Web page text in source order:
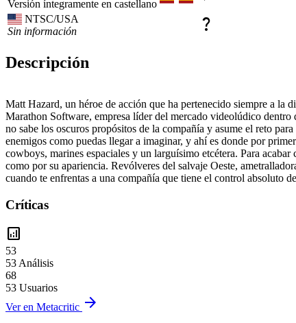
Versión íntegramente en castellano
NTSC/USA
Sin información
question_mark
Descripción
Matt Hazard, un héroe de acción que ha pertenecido siempre a la
Marathon Software, empresa líder del mercado videolúdico
no sabe los oscuros propósitos de la compañía y asume el reto
enemigos como puedas llegar a imaginar, y ahí es donde por
cowboys, marines espaciales y un larguísimo etcétera. Para
como por su apariencia. Revólveres del salvaje Oeste,
cuando te enfrentas a una compañía que tiene el control absoluto
Críticas
analytics
53
53 Análisis
68
53 Usuarios
Ver en Metacritic arrow_forward